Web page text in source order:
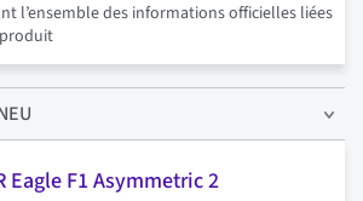
l’ensemble des informations officielles liées
Eagle F1 Asymmetric 2